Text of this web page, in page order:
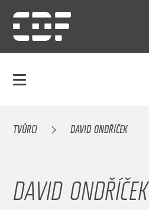
TVŮRCI DAVID ONDŘÍČEK
DAVID ONDŘÍČEK